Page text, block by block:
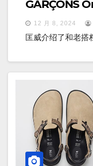
GARÇONS
12 月 8, 2024
匡威介绍了和老